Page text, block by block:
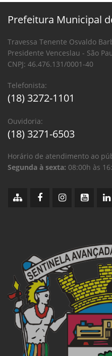
Prefeitura Municipal
Travessa Tenente Osvaldo
Presidente Venceslau - São
CNPJ: 46.476.131/0001-40
Telefonista:
(18) 3272-1101
Ouvidoria:
(18) 3271-6503
Horário de atendimento ao
Segunda à sexta: 08:00h às